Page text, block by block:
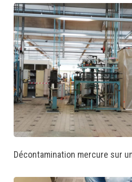
Décontamination mercure sur